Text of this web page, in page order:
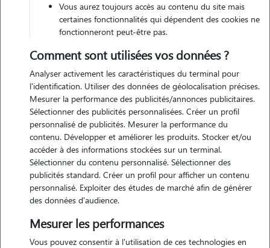
Mariah
BESSE SUR ISSOLE 83890
maison
Vous aurez toujours accès au contenu du site mais
certaines fonctionnalités qui dépendent des cookies ne
fonctionneront peut-être pas.
Comment sont utilisées vos données ?
Analyser activement les caractéristiques du terminal pour
l'identification. Utiliser des données de géolocalisation précises.
Mesurer la performance des publicités/annonces publicitaires.
Sélectionner des publicités personnalisées. Créer un profil
personnalisé de publicités. Mesurer la performance du
contenu. Développer et améliorer les produits. Stocker et/ou
accéder à des informations stockées sur un terminal.
Sélectionner du contenu personnalisé. Sélectionner des
publicités standard. Créer un profil pour afficher un contenu
personnalisé. Exploiter des études de marché afin de générer
des données d'audience.
Mesurer les performances
Vous pouvez consentir à l'utilisation de ces technologies en